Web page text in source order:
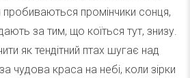
пробиваються промінчики сонця,
за тим, що коїться тут, знизу.
як тендітний птах шугає над
чудова краса на небі, коли зірки